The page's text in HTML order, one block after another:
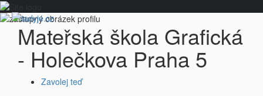
Mateřská škola Grafická
- Holečkova Praha 5
Zavolej teď